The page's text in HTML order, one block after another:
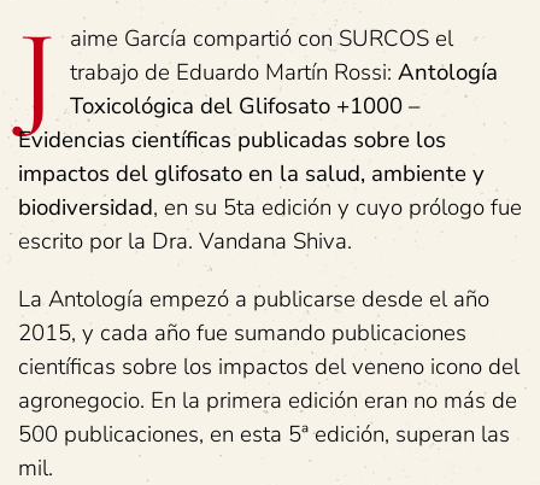
J
aime García compartió con SURCOS el
trabajo de Eduardo Martín Rossi: Antología
Toxicológica del Glifosato +1000 –
Evidencias científicas publicadas sobre los
impactos del glifosato en la salud, ambiente y
biodiversidad, en su 5ta edición y cuyo prólogo fue
escrito por la Dra. Vandana Shiva.
La Antología empezó a publicarse desde el año
2015, y cada año fue sumando publicaciones
científicas sobre los impactos del veneno icono del
agronegocio. En la primera edición eran no más de
500 publicaciones, en esta 5ª edición, superan las
mil.